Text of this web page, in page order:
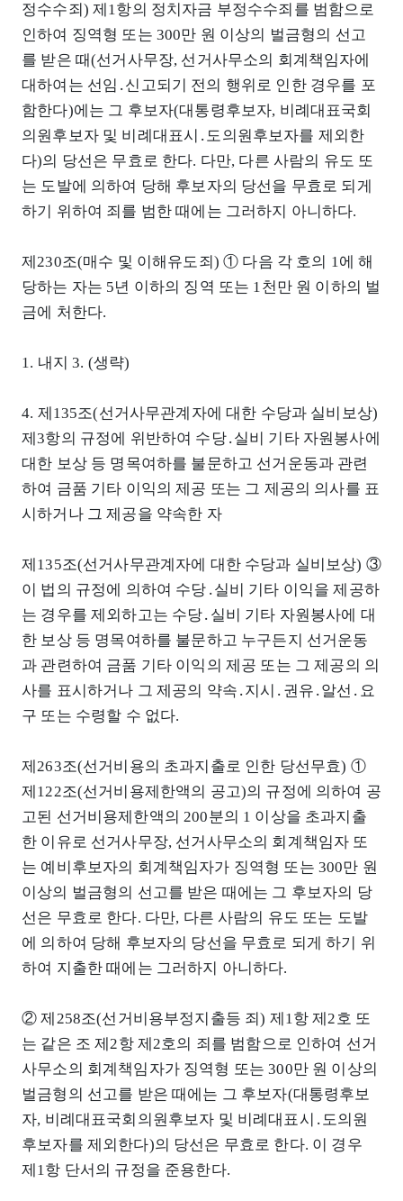
정수수죄) 제1항의 정치자금 부정수수죄를 범함으로
인하여 징역형 또는 300만 원 이상의 벌금형의 선고
를 받은 때(선거사무장, 선거사무소의 회계책임자에
대하여는 선임․신고되기 전의 행위로 인한 경우를 포
함한다)에는 그 후보자(대통령후보자, 비례대표국회
의원후보자 및 비례대표시․도의원후보자를 제외한
다)의 당선은 무효로 한다. 다만, 다른 사람의 유도 또
는 도발에 의하여 당해 후보자의 당선을 무효로 되게
하기 위하여 죄를 범한 때에는 그러하지 아니하다.
제230조(매수 및 이해유도죄) ① 다음 각 호의 1에 해
당하는 자는 5년 이하의 징역 또는 1천만 원 이하의 벌
금에 처한다.
1. 내지 3. (생략)
4. 제135조(선거사무관계자에 대한 수당과 실비보상)
제3항의 규정에 위반하여 수당․실비 기타 자원봉사에
대한 보상 등 명목여하를 불문하고 선거운동과 관련
하여 금품 기타 이익의 제공 또는 그 제공의 의사를 표
시하거나 그 제공을 약속한 자
제135조(선거사무관계자에 대한 수당과 실비보상) ③
이 법의 규정에 의하여 수당․실비 기타 이익을 제공하
는 경우를 제외하고는 수당․실비 기타 자원봉사에 대
한 보상 등 명목여하를 불문하고 누구든지 선거운동
과 관련하여 금품 기타 이익의 제공 또는 그 제공의 의
사를 표시하거나 그 제공의 약속․지시․권유․알선․요
구 또는 수령할 수 없다.
제263조(선거비용의 초과지출로 인한 당선무효) ①
제122조(선거비용제한액의 공고)의 규정에 의하여 공
고된 선거비용제한액의 200분의 1 이상을 초과지출
한 이유로 선거사무장, 선거사무소의 회계책임자 또
는 예비후보자의 회계책임자가 징역형 또는 300만 원
이상의 벌금형의 선고를 받은 때에는 그 후보자의 당
선은 무효로 한다. 다만, 다른 사람의 유도 또는 도발
에 의하여 당해 후보자의 당선을 무효로 되게 하기 위
하여 지출한 때에는 그러하지 아니하다.
② 제258조(선거비용부정지출등 죄) 제1항 제2호 또
는 같은 조 제2항 제2호의 죄를 범함으로 인하여 선거
사무소의 회계책임자가 징역형 또는 300만 원 이상의
벌금형의 선고를 받은 때에는 그 후보자(대통령후보
자, 비례대표국회의원후보자 및 비례대표시․도의원
후보자를 제외한다)의 당선은 무효로 한다. 이 경우
제1항 단서의 규정을 준용한다.